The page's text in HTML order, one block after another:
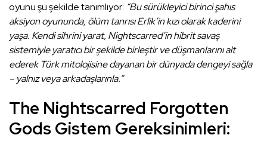
oyunu şu şekilde tanımlıyor: “Bu sürükleyici birinci şahıs
aksiyon oyununda, ölüm tanrısı Erlik’in kızı olarak kaderini
yaşa. Kendi sihrini yarat, Nightscarred’in hibrit savaş
sistemiyle yaratıcı bir şekilde birleştir ve düşmanlarını alt
ederek Türk mitolojisine dayanan bir dünyada dengeyi sağla
– yalnız veya arkadaşlarınla.”
The Nightscarred Forgotten
Gods Gistem Gereksinimleri: